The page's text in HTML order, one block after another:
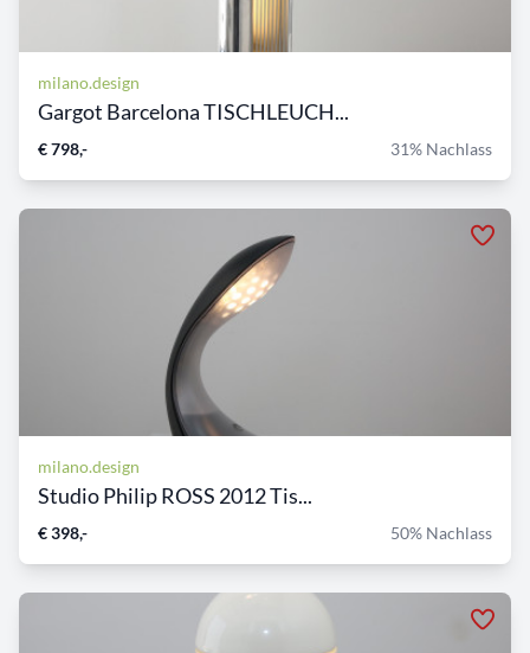
milano.design
Gargot Barcelona TISCHLEUCH...
€ 798,- 31% Nachlass
milano.design
Studio Philip ROSS 2012 Tis...
€ 398,- 50% Nachlass